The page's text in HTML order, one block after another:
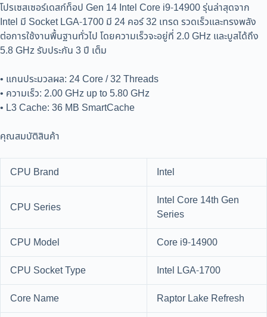
โปรเซสเซอร์เดสก์ท็อป Gen 14 Intel Core i9-14900 รุ่นล่าสุดจาก
Intel มี Socket LGA-1700 มี 24 คอร์ 32 เทรด รวดเร็วและทรงพลัง
ต่อการใช้งานพื้นฐานทั่วไป โดยความเร็วจะอยู่ที่ 2.0 GHz และบูสได้ถึง
5.8 GHz รับประกัน 3 ปี เต็ม
• แกนประมวลผล: 24 Core / 32 Threads
• ความเร็ว: 2.00 GHz up to 5.80 GHz
• L3 Cache: 36 MB SmartCache
คุณสมบัติสินค้า
CPU Brand Intel
CPU Series
Intel Core 14th Gen
Series
CPU Model
Core i9-14900
CPU Socket Type
Intel LGA-1700
Core Name
Raptor Lake Refresh